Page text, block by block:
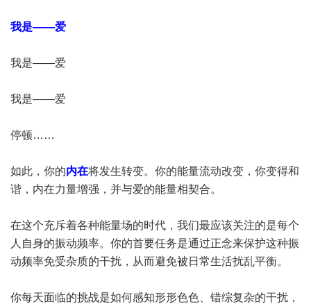
我是——爱
我是——爱
我是——爱
停顿……
如此，你的内在将发生转变。你的能量流动改变，你变得和
谐，内在力量增强，并与爱的能量相契合。
在这个充斥着各种能量场的时代，我们最应该关注的是每个
人自身的振动频率。你的首要任务是通过正念来保护这种振
动频率免受杂质的干扰，从而避免被日常生活扰乱平衡。
你每天面临的挑战是如何感知形形色色、错综复杂的干扰，